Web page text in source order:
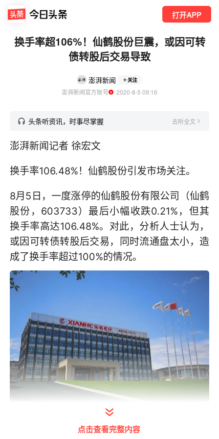
打开APP
换手率超106%！仙鹤股份巨震，或因可转
债转股后交易导致
澎湃新闻 关注
澎湃新闻官方账号
  2020-8-5 09:16
头条听资讯，时事尽掌握 去听全文
澎湃新闻记者 徐宏文
换手率106.48%！仙鹤股份引发市场关注。
8月5日，一度涨停的仙鹤股份有限公司（仙鹤
股份，603733）最后小幅收跌0.21%，但其
换手率高达106.48%。对此，分析人士认为，
或因可转债转股后交易，同时流通盘太小，造
成了换手率超过100%的情况。
7月31日、8月3日和8月4日已连续三个交易日
点击查看完整内容